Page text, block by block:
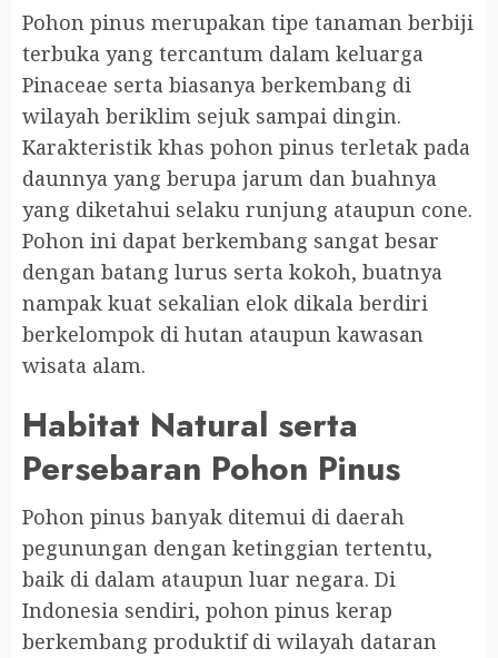
Pohon pinus merupakan tipe tanaman berbiji
terbuka yang tercantum dalam keluarga
Pinaceae serta biasanya berkembang di
wilayah beriklim sejuk sampai dingin.
Karakteristik khas pohon pinus terletak pada
daunnya yang berupa jarum dan buahnya
yang diketahui selaku runjung ataupun cone.
Pohon ini dapat berkembang sangat besar
dengan batang lurus serta kokoh, buatnya
nampak kuat sekalian elok dikala berdiri
berkelompok di hutan ataupun kawasan
wisata alam.
Habitat Natural serta
Persebaran Pohon Pinus
Pohon pinus banyak ditemui di daerah
pegunungan dengan ketinggian tertentu,
baik di dalam ataupun luar negara. Di
Indonesia sendiri, pohon pinus kerap
berkembang produktif di wilayah dataran